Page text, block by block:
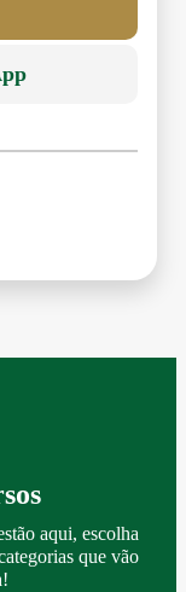
aqui, escolha
que vão